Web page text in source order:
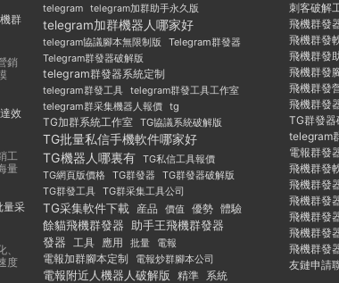
群
銷
效
工
量
量采
度
telegram telegram加群助手永久版
telegram加群機器人哪家好
telegram協議腳本無限制版
Telegram群發器
Telegram群發器破解版
telegram群發器系統定制
telegram群發工具 telegram群發工具工作室
telegram群采集機器人報價 tg
TG加群系統工作室 TG協議系統破解版
TG批量私信手機軟件哪家好
TG機器人哪裏有 TG私信工具報價
TG網頁版價格 TG群發器
TG群發器破解版
TG群發工具 TG群采集工具公司
TG采集軟件下載 産品 價值 優勢 體驗
餘貓飛機群發器 助手王飛機群發器
發器 工具 應用 批量 電報
電報加群腳本定制 電報炒群腳本公司
電報附近人機器人破解版 精準
系統
刺客破解
飛機群發
飛機群發
飛機群發
飛機群發
飛機群發
飛機群發
TG群發器
telegram
電報群發
飛機群發
飛機群發
飛機群發
飛機群發
飛機群發
飛機群發
友鏈申請